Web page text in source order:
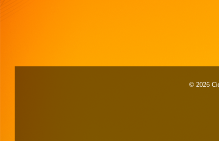
© 2026